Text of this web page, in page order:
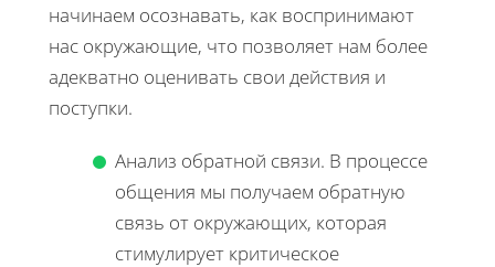
начинаем осознавать, как воспринимают
нас окружающие, что позволяет нам более
адекватно оценивать свои действия и
поступки.
Анализ обратной связи. В процессе
общения мы получаем обратную
связь от окружающих, которая
стимулирует критическое